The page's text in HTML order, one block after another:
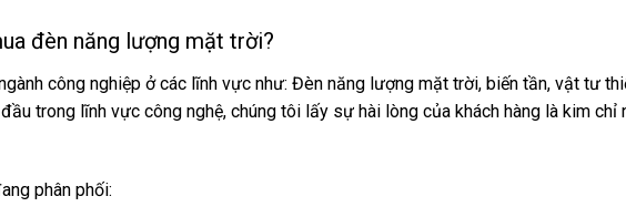
đèn năng lượng mặt trời?
công nghiệp ở các lĩnh vực như: Đèn năng lượng mặt trời, biến tần, vật tư
trong lĩnh vực công nghệ, chúng tôi lấy sự hài lòng của khách hàng là kim chỉ
phân phối: